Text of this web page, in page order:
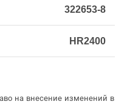
322653-8
HR2400
на внесение изменений в